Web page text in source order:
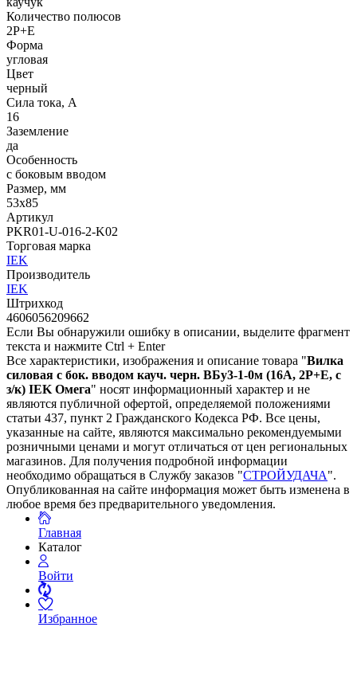
Количество полюсов
2P+E
Форма
угловая
Цвет
черный
Сила тока, А
16
Заземление
да
Особенность
с боковым вводом
Размер, мм
53х85
Артикул
PKR01-U-016-2-K02
Торговая марка
IEK
Производитель
IEK
Штрихкод
4606056209662
Если Вы обнаружили ошибку в описании, выделите фрагмент
текста и нажмите Ctrl + Enter
Все характеристики, изображения и описание товара "Вилка
силовая с бок. вводом кауч. черн. ВБу3-1-0м (16А, 2P+E, с
з/к) IEK Омега" носят информационный характер и не
являются публичной офертой, определяемой положениями
статьи 437, пункт 2 Гражданского Кодекса РФ. Все цены,
указанные на сайте, являются максимально рекомендуемыми
розничными ценами и могут отличаться от цен региональных
магазинов. Для получения подробной информации
необходимо обращаться в Службу заказов "СТРОЙУДАЧА".
Опубликованная на сайте информация может быть изменена в
любое время без предварительного уведомления.
Главная
Каталог
Войти
Избранное